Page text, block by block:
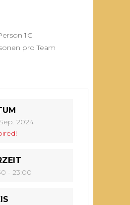
1€
pro Team
2024
- 23:00